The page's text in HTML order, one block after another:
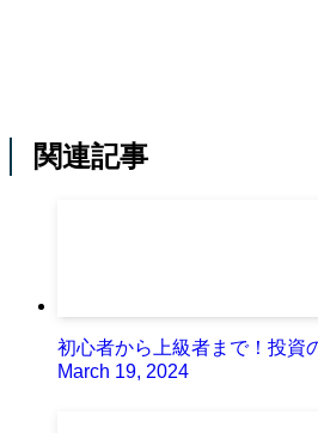
関連記事
初心者から上級者まで！投資
March 19, 2024